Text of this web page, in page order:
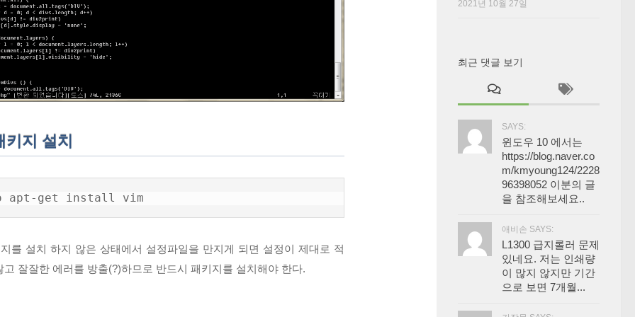
키지 설치
apt-get install vim
를 설치 하지 않은 상태에서 설정파일을 만지게 되면 설정이 제대로 적
고 잘잘한 에러를 방출(?)하므로 반드시 패키지를 설치해야 한다.
2021년 10월 27일
최근 댓글 보기
SAYS:
윈도우 10 에서는
https://blog.naver.co
m/kmyoung124/2228
96398052 이분의 글
을 참조해보세요..
애비손 SAYS:
L1300 급지롤러 문제
있네요. 저는 인쇄량
이 많지 않지만 기간
으로 보면 7개월...